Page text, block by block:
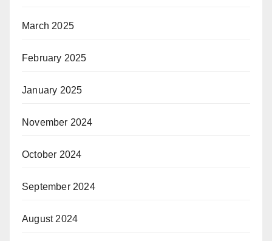
March 2025
February 2025
January 2025
November 2024
October 2024
September 2024
August 2024